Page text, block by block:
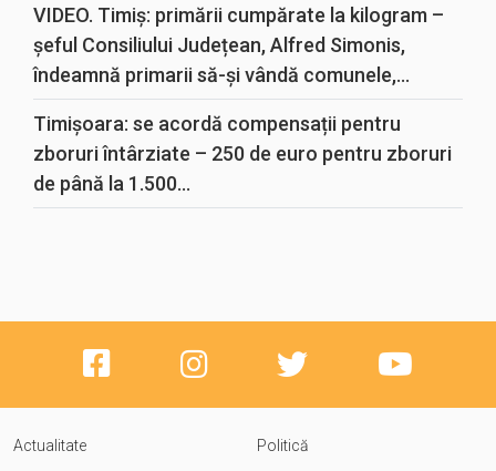
VIDEO. Timiș: primării cumpărate la kilogram –
șeful Consiliului Județean, Alfred Simonis,
îndeamnă primarii să-și vândă comunele,...
Timișoara: se acordă compensații pentru
zboruri întârziate – 250 de euro pentru zboruri
de până la 1.500...
Actualitate Politică